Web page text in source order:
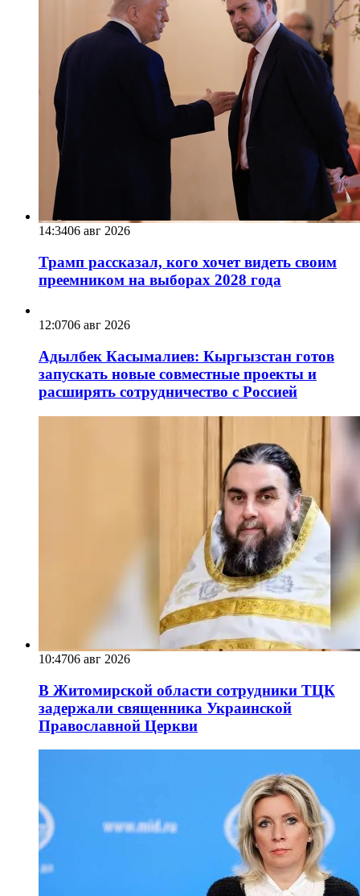
14:3406 авг 2026
Трамп рассказал, кого хочет видеть своим
преемником на выборах 2028 года
12:0706 авг 2026
Адылбек Касымалиев: Кыргызстан готов
запускать новые совместные проекты и
расширять сотрудничество с Россией
10:4706 авг 2026
В Житомирской области сотрудники ТЦК
задержали священника Украинской
Православной Церкви